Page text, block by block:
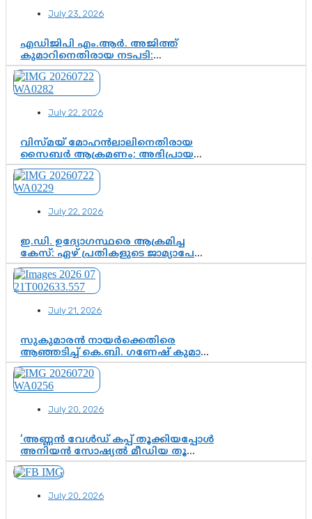
വഴിത്തിരിവ്
July 23, 2026
എഡിജിപി എം.ആർ. അജിത്ത്
കുമാറിനെതിരായ നടപടി:
സസ്പെൻഷനിൽ ഒതുങ്ങുമോ,
അതോ കൂടുതൽ കടുത്ത
നടപടികളിലേക്കോ?
July 22, 2026
വിസ്മയ് മോഹൻലാലിനെതിരായ
സൈബർ ആക്രമണം; അഭിപ്രായ
സ്വാതന്ത്ര്യത്തെ നിശ്ശബ്ദമാക്കുന്ന
ഡിജിറ്റൽ ഗുണ്ടായിസത്തിന് അറുതി
വേണം
July 22, 2026
ഇ.ഡി. ഉദ്യോഗസ്ഥരെ ആക്രമിച്ച
കേസ്: ഏഴ് പ്രതികളുടെ ജാമ്യാപേക്ഷ
വീണ്ടും തള്ളി; അന്വേഷണം തുടരാൻ
കോടതി അനുമതി
July 21, 2026
സുകുമാരൻ നായർക്കെതിരെ
ആഞ്ഞടിച്ച് കെ.ബി. ഗണേഷ് കുമാർ,
വി.ഡി. സതീശന് പൂർണ പിന്തുണ
July 20, 2026
‘അണ്ണൻ വേൾഡ് കപ്പ് തൂക്കിയപ്പോൾ
അനിയൻ സോഷ്യൽ മീഡിയ തൂക്കി’;
ലാമിൻ യമാലിന്റെ
കിരീടധാരണത്തിനിടെ
ചുണക്കുട്ടൻ
July 20, 2026